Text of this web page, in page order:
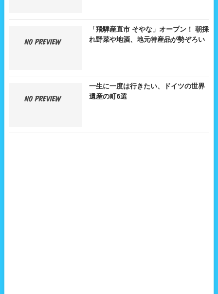
「飛騨産直市 そやな」オープン！ 朝採
れ野菜や地酒、地元特産品が勢ぞろい
一生に一度は行きたい、ドイツの世界
遺産の町6選